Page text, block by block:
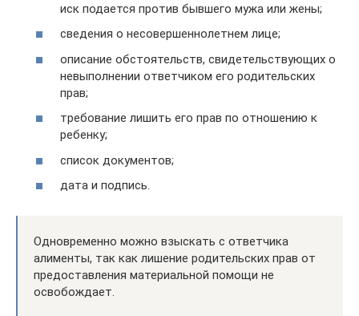
иск подается против бывшего мужа или жены;
сведения о несовершеннолетнем лице;
описание обстоятельств, свидетельствующих о
невыполнении ответчиком его родительских
прав;
требование лишить его прав по отношению к
ребенку;
список документов;
дата и подпись.
Одновременно можно взыскать с ответчика
алименты, так как лишение родительских прав от
предоставления материальной помощи не
освобождает.